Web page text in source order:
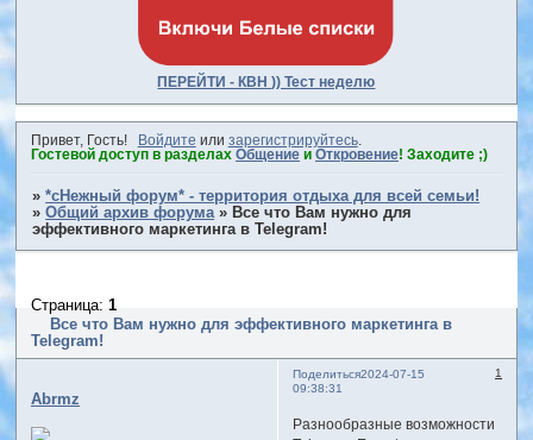
ПЕРЕЙТИ - КВН )) Тест неделю
Привет, Гость! Войдите или зарегистрируйтесь.
Гостевой доступ в разделах Общениеи Откровение! Заходите ;)
»*сНежный форум* - территория отдыха для всей семьи!
»Общий архив форума » Все что Вам нужно для
эффективного маркетинга в Telegram!
Все что Вам нужно для эффективного маркетинга в
Telegram!
Страница:1
Поделиться 1
2024-07-15
09:38:31
Abrmz
Разнообразные возможности